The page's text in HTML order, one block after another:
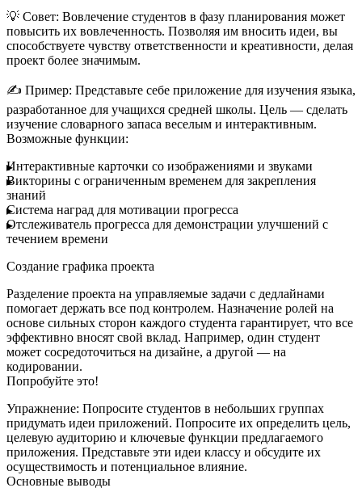
💡 Совет: Вовлечение студентов в фазу планирования может
повысить их вовлеченность. Позволяя им вносить идеи, вы
способствуете чувству ответственности и креативности, делая
проект более значимым.
✍️ Пример: Представьте себе приложение для изучения языка,
разработанное для учащихся средней школы. Цель — сделать
изучение словарного запаса веселым и интерактивным.
Возможные функции:
Интерактивные карточки со изображениями и звуками
Викторины с ограниченным временем для закрепления
знаний
Система наград для мотивации прогресса
Отслеживатель прогресса для демонстрации улучшений с
течением времени
Создание графика проекта
Разделение проекта на управляемые задачи с дедлайнами
помогает держать все под контролем. Назначение ролей на
основе сильных сторон каждого студента гарантирует, что все
эффективно вносят свой вклад. Например, один студент
может сосредоточиться на дизайне, а другой — на
кодировании.
Попробуйте это!
Упражнение: Попросите студентов в небольших группах
придумать идеи приложений. Попросите их определить цель,
целевую аудиторию и ключевые функции предлагаемого
приложения. Представьте эти идеи классу и обсудите их
осуществимость и потенциальное влияние.
Основные выводы